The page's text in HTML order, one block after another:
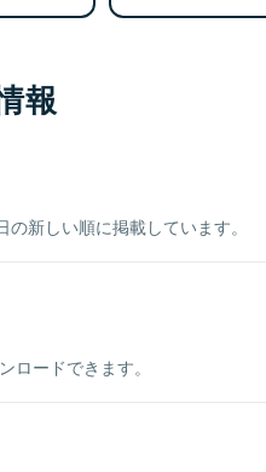
報
新しい順に掲載しています。
ロードできます。